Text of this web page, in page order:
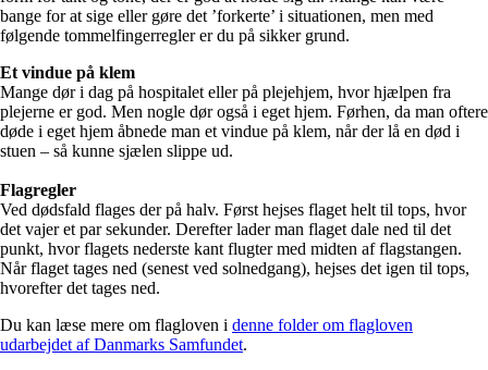
bange for at sige eller gøre det ’forkerte’ i situationen, men med
følgende tommelfingerregler er du på sikker grund.
Et vindue på klem
Mange dør i dag på hospitalet eller på plejehjem, hvor hjælpen fra
plejerne er god. Men nogle dør også i eget hjem. Førhen, da man oftere
døde i eget hjem åbnede man et vindue på klem, når der lå en død i
stuen – så kunne sjælen slippe ud.
Flagregler
Ved dødsfald flages der på halv. Først hejses flaget helt til tops, hvor
det vajer et par sekunder. Derefter lader man flaget dale ned til det
punkt, hvor flagets nederste kant flugter med midten af flagstangen.
Når flaget tages ned (senest ved solnedgang), hejses det igen til tops,
hvorefter det tages ned.
Du kan læse mere om flagloven i denne folder om flagloven
udarbejdet af Danmarks Samfundet.